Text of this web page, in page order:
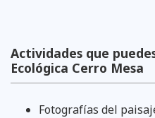
Actividades que
Ecológica Cerro Mesa
Fotografías del